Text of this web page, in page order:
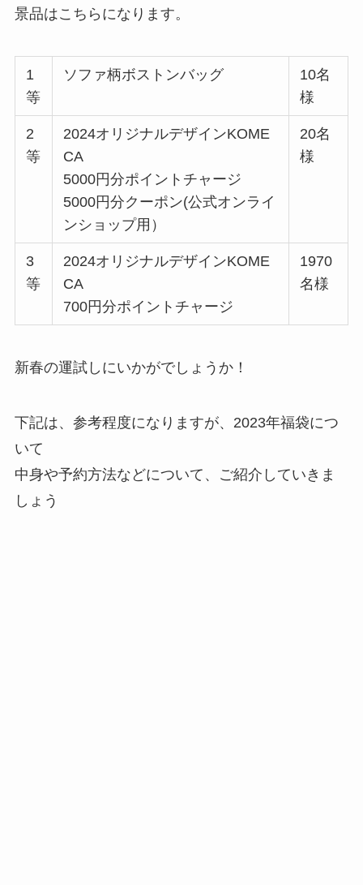
景品はこちらになります。
1
等
ソファ柄ボストンバッグ
10名
様
2
等
2024オリジナルデザインKOME
CA
5000円分ポイントチャージ
5000円分クーポン(公式オンライ
ンショップ用）
20名
様
3
等
2024オリジナルデザインKOME
CA
700円分ポイントチャージ
1970
名様
新春の運試しにいかがでしょうか！
下記は、参考程度になりますが、2023年福袋につ
いて
中身や予約方法などについて、ご紹介していきま
しょう